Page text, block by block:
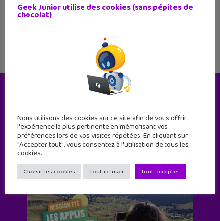
qu'il te faut. Word Academy est simple à
comprendre mais pas
Le magazine
Geek Junior utilise des cookies (sans pépites de
chocolat)
Nous utilisons des cookies sur ce site afin de vous offrir
l'expérience la plus pertinente en mémorisant vos
préférences lors de vos visites répétées. En cliquant sur
"Accepter tout", vous consentez à l'utilisation de tous les
cookies.
Choisir les cookies Tout refuser Tout accepter